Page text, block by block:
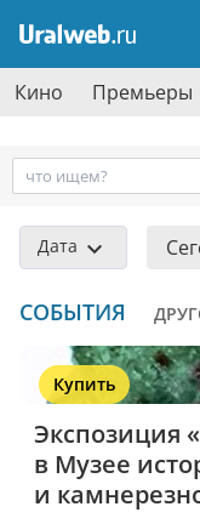
Кино Премьеры
Дата
СОБЫТИЯ
Купить
Экспозиция
в Музее
и